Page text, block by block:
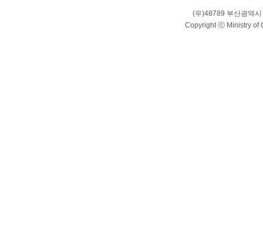
(우)48789 부산광역
Copyright ⓒ Ministry of